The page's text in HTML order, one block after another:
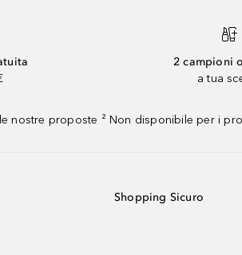
2 campioni
a tua
nostre proposte ² Non disponibile per i
Shopping Sicuro